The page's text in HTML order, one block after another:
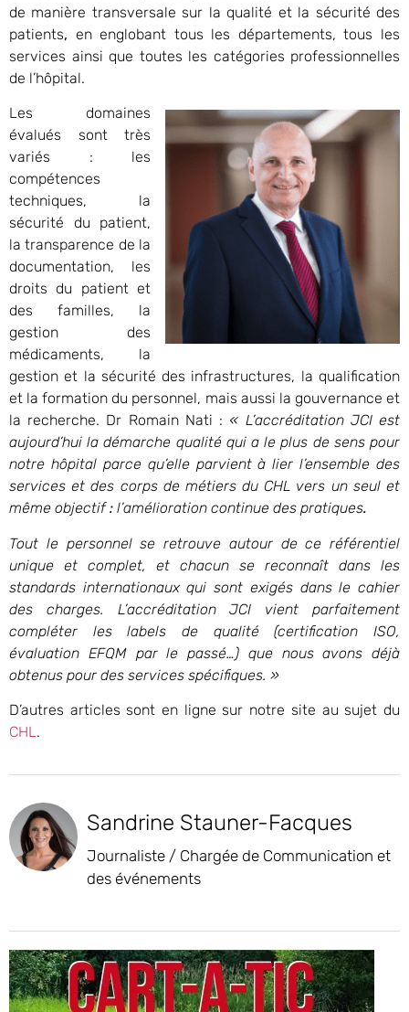
de manière transversale sur la qualité et la sécurité des
patients, en englobant tous les départements, tous les
services ainsi que toutes les catégories professionnelles
de l’hôpital.
Les domaines
évalués sont très
variés : les
compétences
techniques, la
sécurité du patient,
la transparence de la
documentation, les
droits du patient et
des familles, la
gestion des
médicaments, la
gestion et la sécurité des infrastructures, la qualification
et la formation du personnel, mais aussi la gouvernance et
la recherche. Dr Romain Nati : « L’accréditation JCI est
aujourd’hui la démarche qualité qui a le plus de sens pour
notre hôpital parce qu’elle parvient à lier l’ensemble des
services et des corps de métiers du CHL vers un seul et
même objectif: l’amélioration continue des pratiques.
Tout le personnel se retrouve autour de ce référentiel
unique et complet, et chacun se reconnaît dans les
standards internationaux qui sont exigés dans le cahier
des charges. L’accréditation JCI vient parfaitement
compléter les labels de qualité (certification ISO,
évaluation EFQM par le passé…) que nous avons déjà
obtenus pour des services spécifiques. »
D’autres articles sont en ligne sur notre site au sujet du
CHL.
Sandrine Stauner-Facques
Journaliste / Chargée de Communication et
des événements